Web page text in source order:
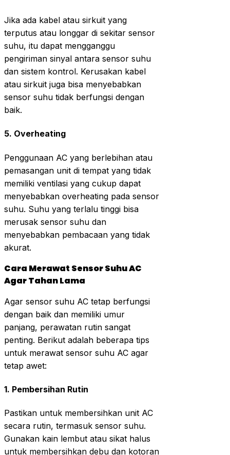
Jika ada kabel atau sirkuit yang
terputus atau longgar di sekitar sensor
suhu, itu dapat mengganggu
pengiriman sinyal antara sensor suhu
dan sistem kontrol. Kerusakan kabel
atau sirkuit juga bisa menyebabkan
sensor suhu tidak berfungsi dengan
baik.
5. Overheating
Penggunaan AC yang berlebihan atau
pemasangan unit di tempat yang tidak
memiliki ventilasi yang cukup dapat
menyebabkan overheating pada sensor
suhu. Suhu yang terlalu tinggi bisa
merusak sensor suhu dan
menyebabkan pembacaan yang tidak
akurat.
Cara Merawat Sensor Suhu AC
Agar Tahan Lama
Agar sensor suhu AC tetap berfungsi
dengan baik dan memiliki umur
panjang, perawatan rutin sangat
penting. Berikut adalah beberapa tips
untuk merawat sensor suhu AC agar
tetap awet:
1. Pembersihan Rutin
Pastikan untuk membersihkan unit AC
secara rutin, termasuk sensor suhu.
Gunakan kain lembut atau sikat halus
untuk membersihkan debu dan kotoran